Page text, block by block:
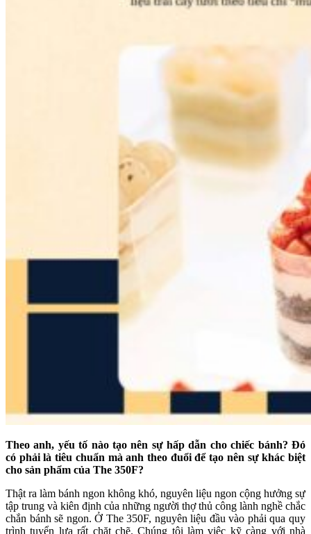
Theo anh, yếu tố nào tạo nên sự hấp dẫn cho chiếc bánh? Đó
có phải là tiêu chuẩn mà anh theo đuổi để tạo nên sự khác biệt
cho sản phẩm của The 350F?
Thật ra làm bánh ngon không khó, nguyên liệu ngon cộng hưởng sự
tập trung và kiên định của những người thợ thủ công lành nghề chắc
chắn bánh sẽ ngon. Ở The 350F, nguyên liệu đầu vào phải qua quy
trình tuyển lựa rất chặt chẽ. Chúng tôi làm việc kỹ càng với nhà